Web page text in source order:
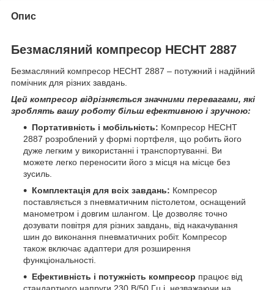
Опис
Безмасляний компресор HECHT 2887
Безмасляний компресор HECHT 2887 – потужний і надійний
помічник для різних завдань.
Цей компресор відрізняється значними перевагами, які
зроблять вашу роботу більш ефективною і зручною:
Портативність і мобільність: Компресор HECHT
2887 розроблений у формі портфеля, що робить його
дуже легким у використанні і транспортуванні. Ви
можете легко переносити його з місця на місце без
зусиль.
Комплектація для всіх завдань: Компресор
поставляється з пневматичним пістолетом, оснащений
манометром і довгим шлангом. Це дозволяє точно
дозувати повітря для різних завдань, від накачування
шин до виконання пневматичних робіт. Компресор
також включає адаптери для розширення
функціональності.
Ефективність і потужність компресор працює від